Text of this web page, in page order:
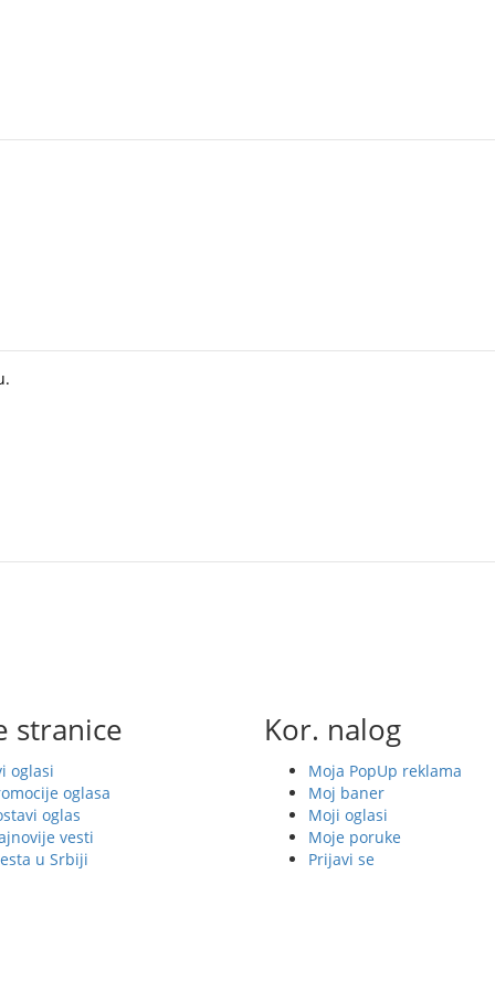
stranice
oglasi
oglasa
oglas
vesti
u Srbiji
Kor. nalog
Moja PopUp reklama
Moj baner
Moji oglasi
Moje poruke
Prijavi se